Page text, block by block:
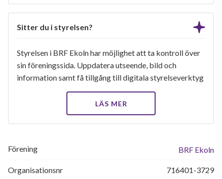
Sitter du i styrelsen?
Styrelsen i BRF Ekoln har möjlighet att ta kontroll över
sin föreningssida. Uppdatera utseende, bild och
information samt få tillgång till digitala styrelseverktyg
LÄS MER
Förening BRF Ekoln
Organisationsnr 716401-3729